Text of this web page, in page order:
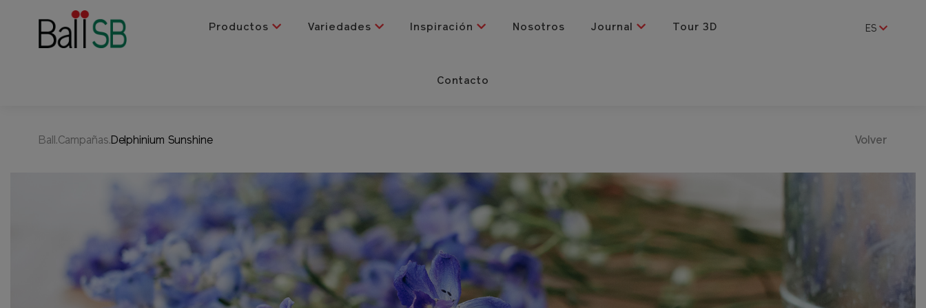
Productos Variedades Inspiración Nosotros Journal Tour 3D
Contacto
ES
Ball.Campañas. Delphinium Sunshine Volver